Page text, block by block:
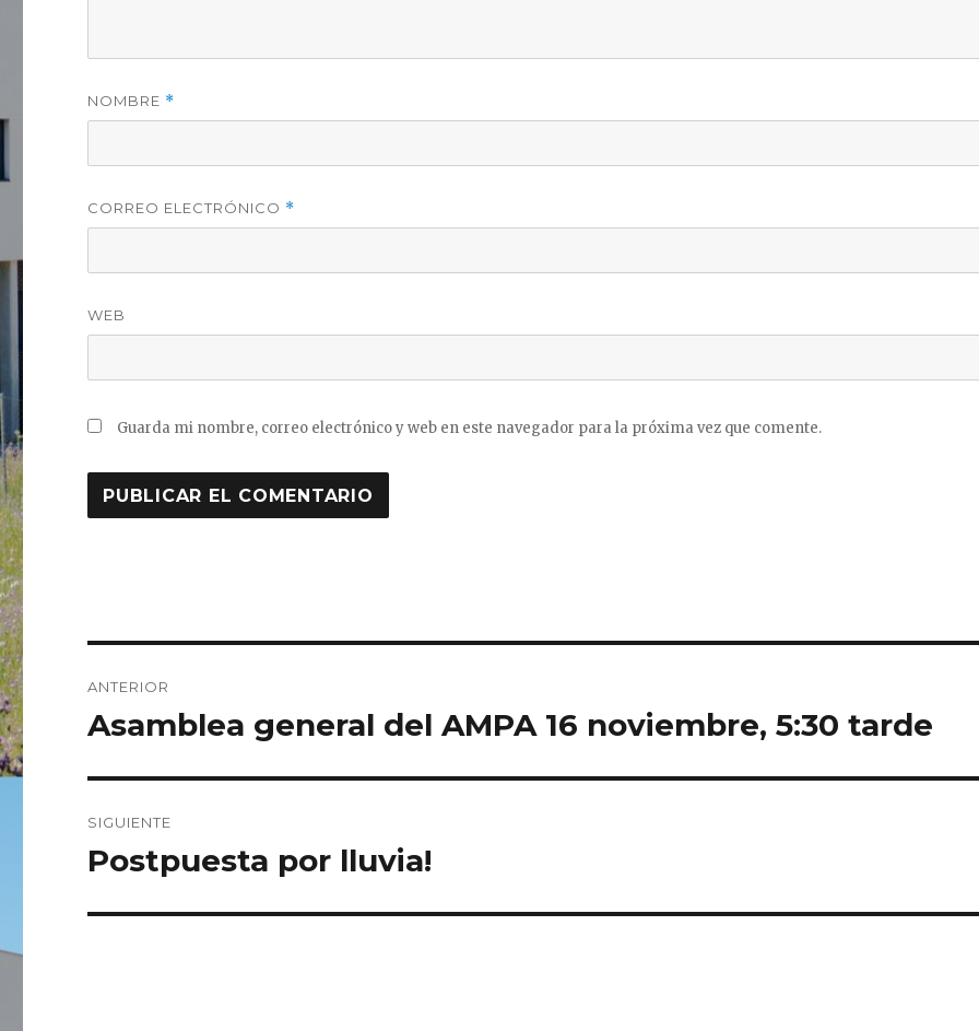
NOMBRE *
CORREO ELECTRÓNICO *
WEB
Guarda mi nombre, correo electrónico y web en este navegador para la próxima vez que comente.
de
ANTERIOR
Entrada
Asamblea general del AMPA 16 noviembre, 5:30 tarde
SIGUIENTE
Entrada
Postpuesta por lluvia!